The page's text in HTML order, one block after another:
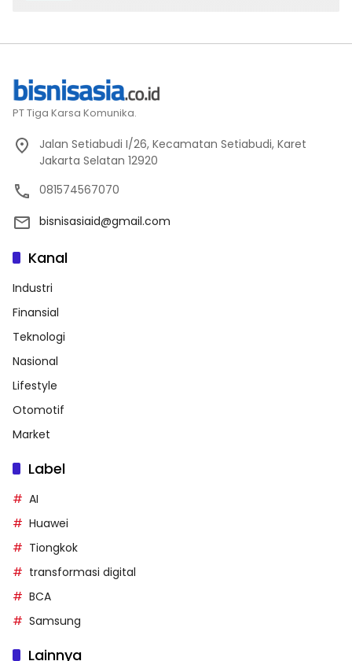
PT Tiga Karsa Komunika.
Jalan Setiabudi I/26, Kecamatan Setiabudi, Karet
Jakarta Selatan 12920
081574567070
bisnisasiaid@gmail.com
Kanal
Industri
Finansial
Teknologi
Nasional
Lifestyle
Otomotif
Market
Label
AI
Huawei
Tiongkok
transformasi digital
BCA
Samsung
Lainnya